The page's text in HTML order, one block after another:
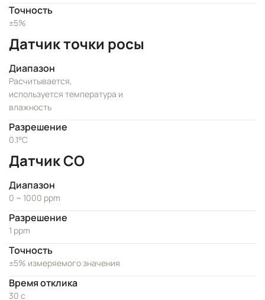
Точность
±5%
Датчик точки росы
Диапазон
Расчитывается,
используется температура и
влажность
Разрешение
0.1°C
Датчик CO
Диапазон
0 ~ 1000 ppm
Разрешение
1 ppm
Точность
±5% измеряемого значения
Время отклика
30 с